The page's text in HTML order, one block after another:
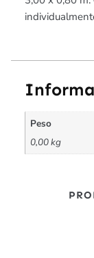
Peso
0,00 kg